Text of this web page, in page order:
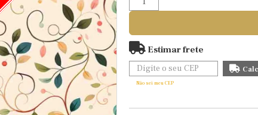
Estimar frete
Não sei meu CEP